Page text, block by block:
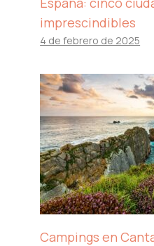
imprescindibles
4 de febrero de 2025
Campings en